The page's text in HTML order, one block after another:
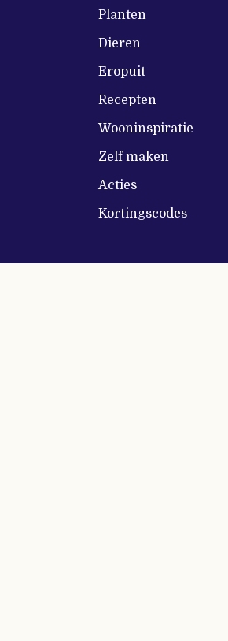
Planten
Dieren
Eropuit
Recepten
Wooninspiratie
Zelf maken
Acties
Kortingscodes